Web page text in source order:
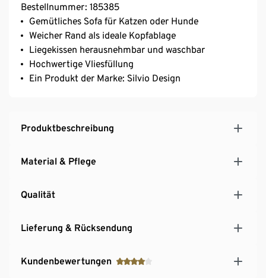
Bestellnummer: 185385
Gemütliches Sofa für Katzen oder Hunde
Weicher Rand als ideale Kopfablage
Liegekissen herausnehmbar und waschbar
Hochwertige Vliesfüllung
Ein Produkt der Marke: Silvio Design
Produktbeschreibung
Material & Pflege
Qualität
Lieferung & Rücksendung
Kundenbewertungen